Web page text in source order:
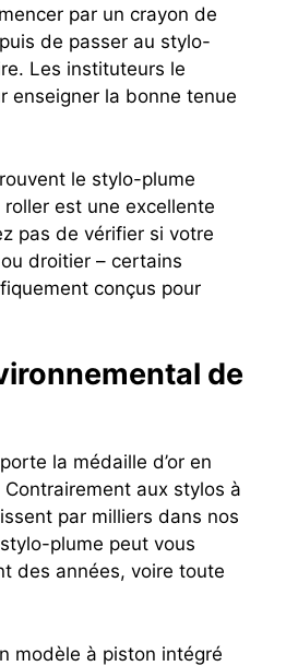
par un crayon de
de passer au stylo-
Les instituteurs le
enseigner la bonne tenue
le stylo-plume
est une excellente
pas de vérifier si votre
droitier – certains
conçus pour
de
la médaille d’or en
Contrairement aux stylos à
par milliers dans nos
plume peut vous
des années, voire toute
modèle à piston intégré